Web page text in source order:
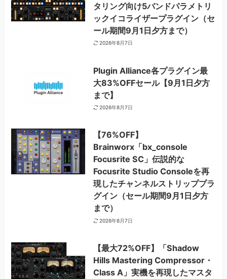
タリング向け5バンドパラメトリ
ックイコライザープラグイン（セ
ール期間9月1日夕方まで）
2026年8月7日
Plugin Alliance各プラグイン最
大83%OFFセール【9月1日夕方
まで】
2026年8月7日
【76%OFF】
Brainworx「bx_console
Focusrite SC」伝説的な
Focusrite Studio Consoleを再
現したチャンネルストリッププラ
グイン（セール期間9月1日夕方
まで）
2026年8月7日
【最大72%OFF】「Shadow
Hills Mastering Compressor・
Class A」実機を再現したマスタ